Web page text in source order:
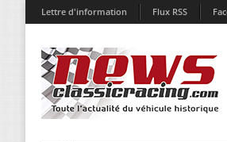
Lettre d'information Flux RSS